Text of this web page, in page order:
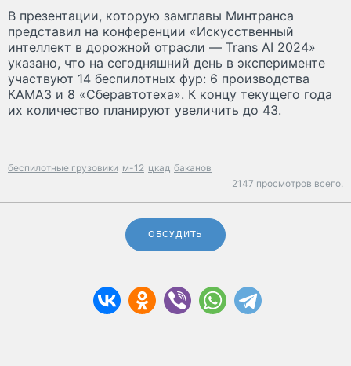
В презентации, которую замглавы Минтранса
представил на конференции «Искусственный
интеллект в дорожной отрасли — Trans AI 2024»
указано, что на сегодняшний день в эксперименте
участвуют 14 беспилотных фур: 6 производства
КАМАЗ и 8 «Сберавтотеха». К концу текущего года
их количество планируют увеличить до 43.
беспилотные грузовики м-12 цкад баканов
2147 просмотров всего.
ОБСУДИТЬ